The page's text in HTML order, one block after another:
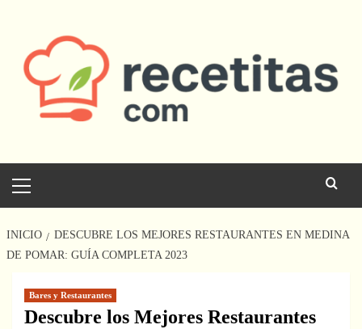
contenido
principal
INICIO
DESCUBRE LOS MEJORES RESTAURANTES EN MEDINA
DE POMAR: GUÍA COMPLETA 2023
Bares y Restaurantes
Descubre los Mejores Restaurantes